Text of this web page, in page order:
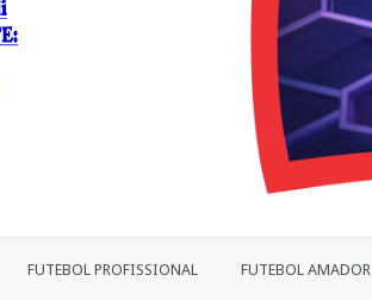
FUTEBOL PROFISSIONAL FUTEBOL AMADOR